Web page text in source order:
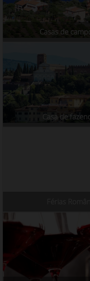
Casas de
Casa de